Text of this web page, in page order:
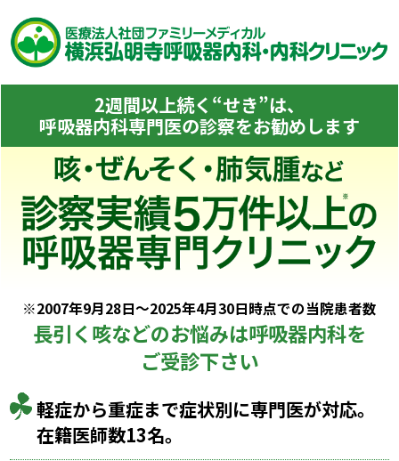
2週間以上続く“せき”は、
呼吸器内科専門医の診察をお勧めします
※2007年9月28日～2025年4月30日時点での当院患者数
長引く咳などのお悩みは呼吸器内科を
ご受診下さい
軽症から重症まで症状別に専門医が対応。
在籍医師数13名。